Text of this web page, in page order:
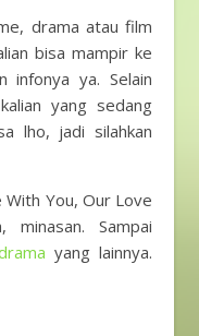
drama atau film
bisa mampir ke
infonya ya. Selain
yang sedang
lho, jadi silahkan
You, Our Love
Sampai
yang lainnya.